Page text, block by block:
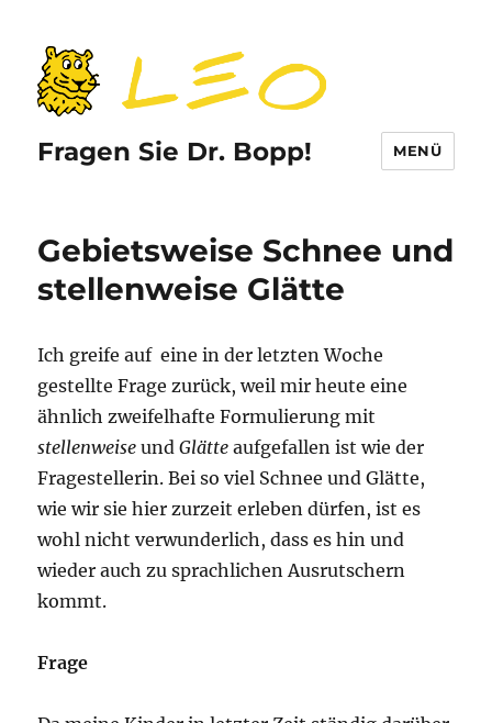
Fragen Sie Dr. Bopp! MENÜ
Gebietsweise Schnee und
stellenweise Glätte
Ich greife auf eine in der letzten Woche
gestellte Frage zurück, weil mir heute eine
ähnlich zweifelhafte Formulierung mit
stellenweise undGlätte aufgefallen ist wie der
Fragestellerin. Bei so viel Schnee und Glätte,
wie wir sie hier zurzeit erleben dürfen, ist es
wohl nicht verwunderlich, dass es hin und
wieder auch zu sprachlichen Ausrutschern
kommt.
Frage